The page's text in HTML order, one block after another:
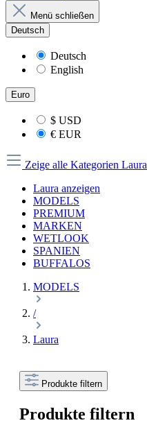
Menü schließen
Deutsch
Deutsch
English
Euro
$ USD
€ EUR
Zeige alle Kategorien Laura
Laura anzeigen
MODELS
PREMIUM
MARKEN
WETLOOK
SPANIEN
BUFFALOS
MODELS
/
Laura
Produkte filtern
Produkte filtern